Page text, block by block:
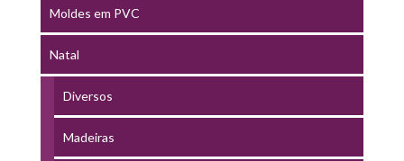
Moldes em PVC
Natal
Diversos
Madeiras